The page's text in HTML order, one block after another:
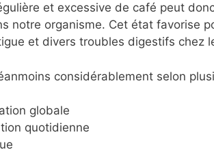
et excessive de café peut
notre organisme. Cet état favorise
et divers troubles digestifs chez
considérablement selon
globale
quotidienne